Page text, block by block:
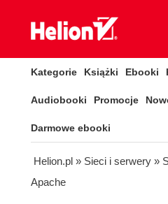
Kategorie Książki Ebooki
Audiobooki Promocje
Darmowe ebooki
Helion.pl » Sieci i serwery »
Apache